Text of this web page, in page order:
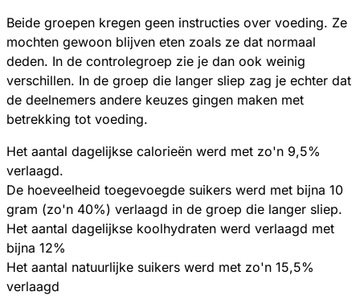
Beide groepen kregen geen instructies over voeding. Ze
mochten gewoon blijven eten zoals ze dat normaal
deden. In de controlegroep zie je dan ook weinig
verschillen. In de groep die langer sliep zag je echter dat
de deelnemers andere keuzes gingen maken met
betrekking tot voeding.
Het aantal dagelijkse calorieën werd met zo'n 9,5%
verlaagd.
De hoeveelheid toegevoegde suikers werd met bijna 10
gram (zo'n 40%) verlaagd in de groep die langer sliep.
Het aantal dagelijkse koolhydraten werd verlaagd met
bijna 12%
Het aantal natuurlijke suikers werd met zo'n 15,5%
verlaagd